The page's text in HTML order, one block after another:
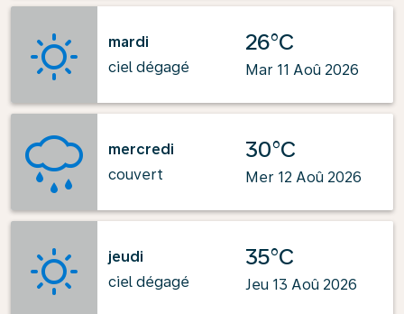
mardi
ciel dégagé
26°C
Mar 11 Aoû 2026
mercredi
couvert
30°C
Mer 12 Aoû 2026
jeudi
ciel dégagé
35°C
Jeu 13 Aoû 2026